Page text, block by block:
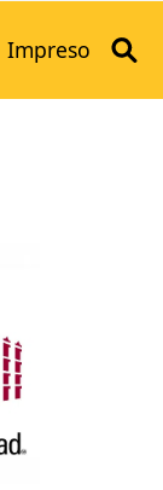
Impreso